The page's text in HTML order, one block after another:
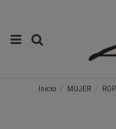
Inicio MUJER